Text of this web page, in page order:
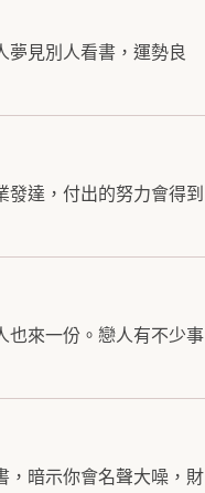
夢見別人看書，運勢良
達，付出的努力會得到
也來一份。戀人有不少事
，暗示你會名聲大噪，財